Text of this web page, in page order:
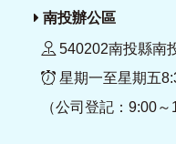
南投辦公區
540202南投縣南
星期一至星期五
（公司登記：9:00